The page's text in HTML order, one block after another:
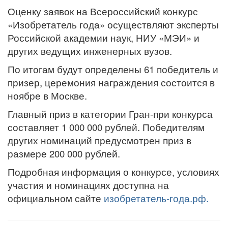
Оценку заявок на Всероссийский конкурс
«Изобретатель года» осуществляют эксперты
Российской академии наук, НИУ «МЭИ» и
других ведущих инженерных вузов.
По итогам будут определены 61 победитель и
призер, церемония награждения состоится в
ноябре в Москве.
Главный приз в категории Гран-при конкурса
составляет 1 000 000 рублей. Победителям
других номинаций предусмотрен приз в
размере 200 000 рублей.
Подробная информация о конкурсе, условиях
участия и номинациях доступна на
официальном сайте изобретатель-года.рф.